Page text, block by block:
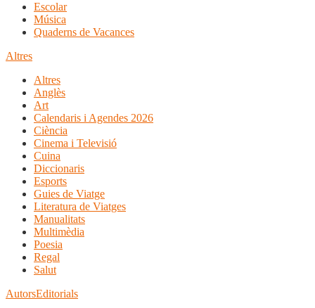
Escolar
Música
Quaderns de Vacances
Altres
Altres
Anglès
Art
Calendaris i Agendes 2026
Ciència
Cinema i Televisió
Cuina
Diccionaris
Esports
Guies de Viatge
Literatura de Viatges
Manualitats
Multimèdia
Poesia
Regal
Salut
AutorsEditorials